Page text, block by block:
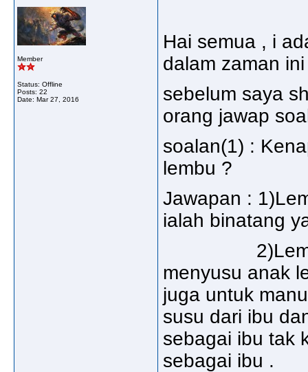
Member
Status: Offline
Posts: 22
Date: Mar 27, 2016
Hai semua , i
dalam zaman
sebelum saya
orang jawap
soalan(1) :
lembu ?
Jawapan :
ialah binatang
2)Lembu
menyusu anak
juga untuk
susu dari ibu
sebagai ibu tak
sebagai ibu .